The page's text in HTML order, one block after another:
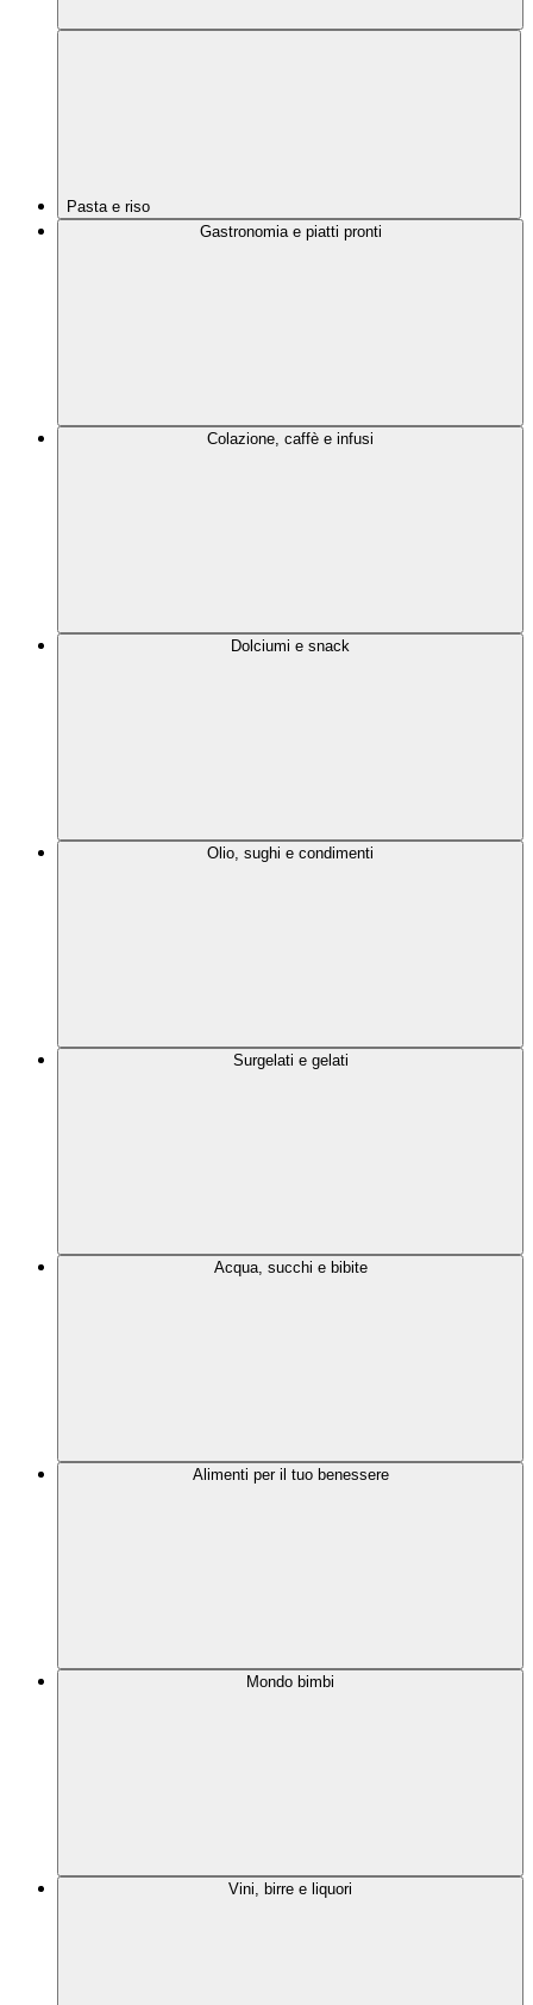
Pasta e riso
Gastronomia e piatti pronti
Colazione, caffè e infusi
Dolciumi e snack
Olio, sughi e condimenti
Surgelati e gelati
Acqua, succhi e bibite
Alimenti per il tuo benessere
Mondo bimbi
Vini, birre e liquori